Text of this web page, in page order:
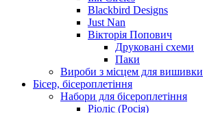
Blackbird Designs
Just Nan
Вікторія Попович
Друковані схеми
Паки
Вироби з місцем для вишивки
Бісер, бісероплетіння
Набори для бісероплетіння
Ріоліс (Росія)